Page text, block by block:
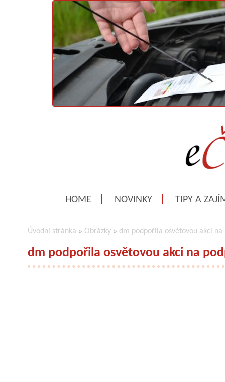
HOME NOVINKY TIPY A
Úvodní stránka » Obrázky » dm podpořila osvětovou akci
dm podpořila osvětovou akci na